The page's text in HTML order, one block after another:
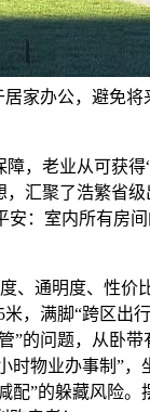
家办公，避免
，老业从可获得
汇聚了浩繁省
：室内所有房
、通明度、性价
，满脚“跨区出
”的问题，从卧带
时物业办事制”
配”的躲藏风险。